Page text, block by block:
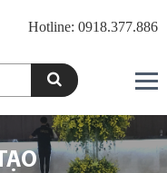
Hotline: 0918.377.886